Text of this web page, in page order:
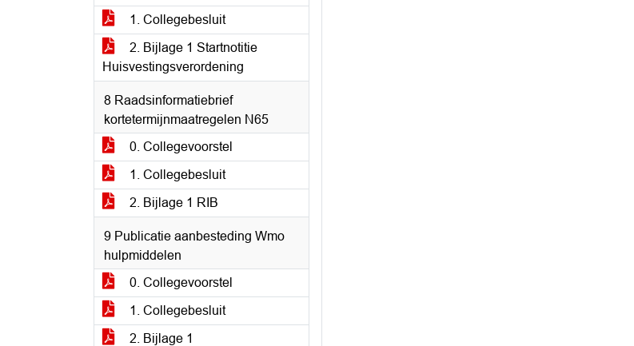
1. Collegebesluit
2. Bijlage 1 Startnotitie
Huisvestingsverordening
8 Raadsinformatiebrief
kortetermijnmaatregelen N65
0. Collegevoorstel
1. Collegebesluit
2. Bijlage 1 RIB
9 Publicatie aanbesteding Wmo
hulpmiddelen
0. Collegevoorstel
1. Collegebesluit
2. Bijlage 1